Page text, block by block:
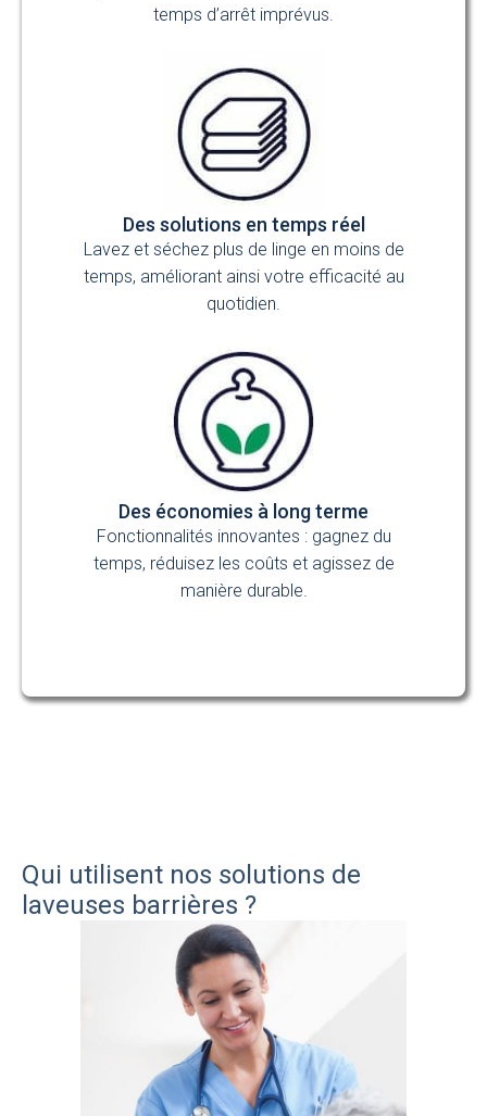
temps d’arrêt imprévus.
Des solutions en temps réel
Lavez et séchez plus de linge en moins de
temps, améliorant ainsi votre efficacité au
quotidien.
Des économies à long terme
Fonctionnalités innovantes : gagnez du
temps, réduisez les coûts et agissez de
manière durable.
Qui utilisent nos solutions de
laveuses barrières ?